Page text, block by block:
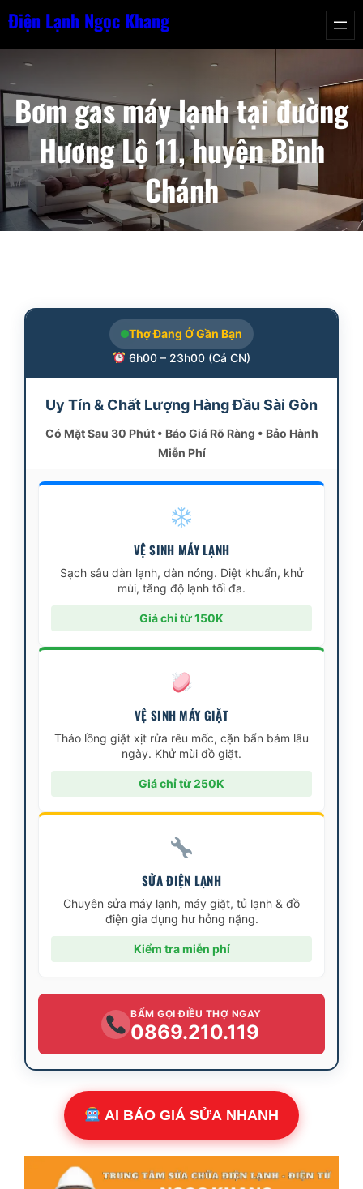
Chuyển
nội
dung
Điện Lạnh Ngọc Khang
Bơm gas máy lạnh tại đường
Hương Lộ 11, huyện Bình
Chánh
Thợ Đang Ở Gần Bạn
6h00 – 23h00 (Cả CN)
Uy Tín & Chất Lượng Hàng Đầu Sài Gòn
Có Mặt Sau 30 Phút • Báo Giá Rõ Ràng • Bảo Hành
Miễn Phí
VỆ SINH MÁY LẠNH
Sạch sâu dàn lạnh, dàn nóng. Diệt khuẩn, khử
mùi, tăng độ lạnh tối đa.
Giá chỉ từ 150K
VỆ SINH MÁY GIẶT
Tháo lồng giặt xịt rửa rêu mốc, cặn bẩn bám lâu
ngày. Khử mùi đồ giặt.
Giá chỉ từ 250K
SỬA ĐIỆN LẠNH
Chuyên sửa máy lạnh, máy giặt, tủ lạnh & đồ
điện gia dụng hư hỏng nặng.
Kiểm tra miễn phí
BẤM GỌI ĐIỀU THỢ NGAY
0869.210.119
AI BÁO GIÁ SỬA NHANH